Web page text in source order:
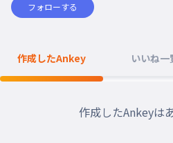
フォローする
作成したAnkey いいね一
作成したAnkeyは